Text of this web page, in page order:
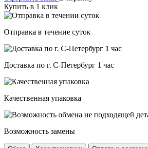
Купить в 1 клик
Отправка в течение суток
Доставка по г. С-Петербург 1 час
Качественная упаковка
Возможность замены